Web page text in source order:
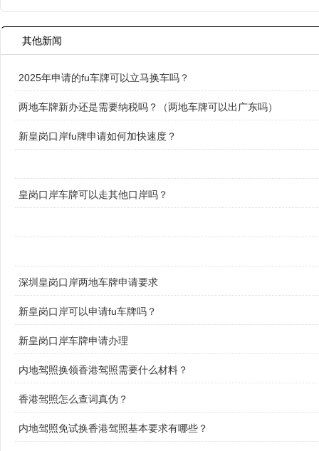
其他新闻
2025年申请的fu车牌可以立马换车吗？
两地车牌新办还是需要纳税吗？（两地车牌可以出广东吗）
新皇岗口岸fu牌申请如何加快速度？
皇岗口岸车牌可以走其他口岸吗？
深圳皇岗口岸两地车牌申请要求
新皇岗口岸可以申请fu车牌吗？
新皇岗口岸车牌申请办理
内地驾照换领香港驾照需要什么材料？
香港驾照怎么查词真伪？
内地驾照免试换香港驾照基本要求有哪些？